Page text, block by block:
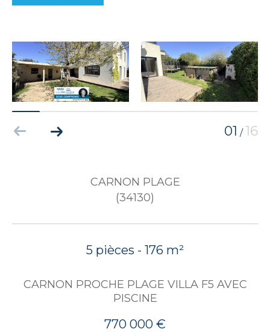
01 /16
CARNON PLAGE
(34130)
5 pièces - 176 m²
CARNON PROCHE PLAGE VILLA F5 AVEC
PISCINE
770 000 €